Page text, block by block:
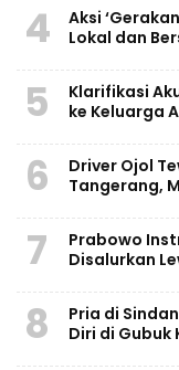
4
Aksi
Lokal dan
5
Klarifikasi
ke Keluarga
6
Driver Ojol
Tangerang,
7
Prabowo
Disalurkan
8
Pria di
Diri di Gubuk